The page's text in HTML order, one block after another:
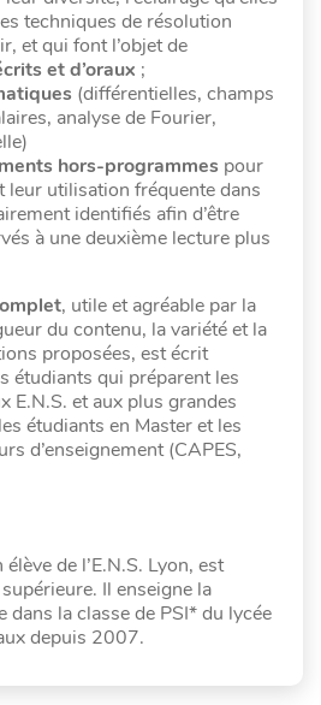
techniques de résolution
et qui font l’objet de
et d’oraux ;
(différentielles, champs
analyse de Fourier,
hors-programmes pour
leur utilisation fréquente dans
identifiés afin d’être
à une deuxième lecture plus
, utile et agréable par la
du contenu, la variété et la
proposées, est écrit
étudiants qui préparent les
E.N.S. et aux plus grandes
étudiants en Master et les
d’enseignement (CAPES,
de l’E.N.S. Lyon, est
Il enseigne la
dans la classe de PSI* du lycée
depuis 2007.